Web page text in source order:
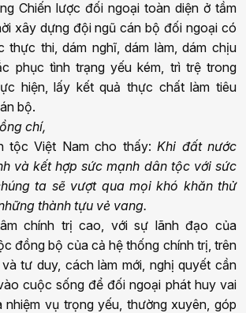
Chiến lược đối ngoại toàn diện ở tầm
xây dựng đội ngũ cán bộ đối ngoại có
thực thi, dám nghĩ, dám làm, dám chịu
phục tình trạng yếu kém, trì trệ trong
hiện, lấy kết quả thực chất làm tiêu
bộ.
chí,
tộc Việt Nam cho thấy:Khi đất nước
và kết hợp sức mạnh dân tộc với sức
ta sẽ vượt qua mọi khó khăn thử
thành tựu vẻ vang.
chính trị cao, với sự lãnh đạo của
đồng bộ của cả hệ thống chính trị, trên
tư duy, cách làm mới, nghị quyết cần
cuộc sống để đối ngoại phát huy vai
nhiệm vụ trọng yếu, thường xuyên, góp